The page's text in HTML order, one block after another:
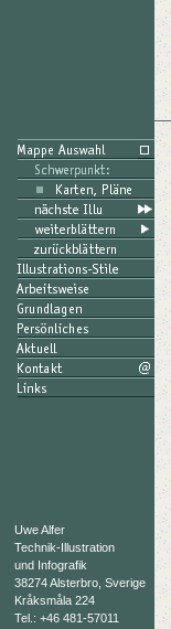
Uwe Alfer
Technik-Illustration
und Infografik
38274 Alsterbro, Sverige
Kråksmåla 224
Tel.: +46 481-57011